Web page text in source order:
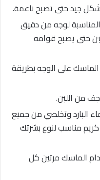
جيد حتى تصبح ناعمة.
لوجه من دقيق
حتى يصبح قوامه
على الوجه بطريقة
البارد وتخلصي من جميع
مناسب لنوع بشرتك
الماسك مرتين كل